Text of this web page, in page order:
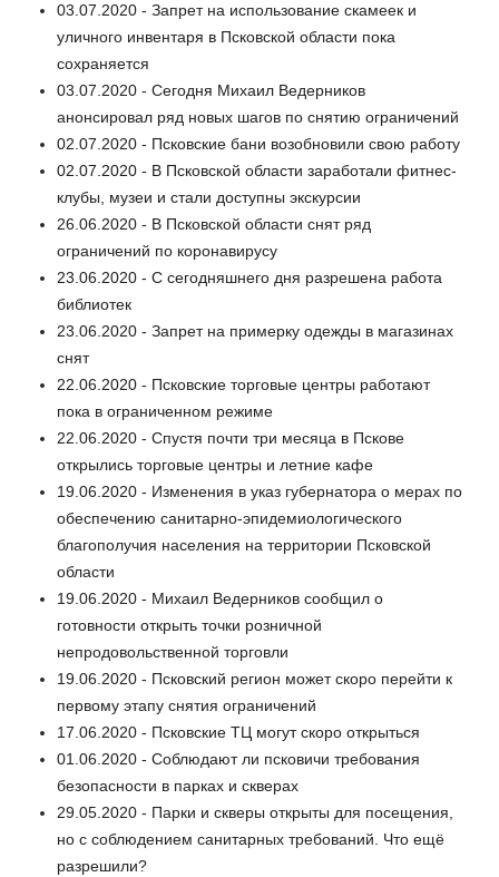
03.07.2020 - Запрет на использование скамеек и
уличного инвентаря в Псковской области пока
сохраняется
03.07.2020 - Сегодня Михаил Ведерников
анонсировал ряд новых шагов по снятию ограничений
02.07.2020 - Псковские бани возобновили свою работу
02.07.2020 - В Псковской области заработали фитнес-
клубы, музеи и стали доступны экскурсии
26.06.2020 - В Псковской области снят ряд
ограничений по коронавирусу
23.06.2020 - С сегодняшнего дня разрешена работа
библиотек
23.06.2020 - Запрет на примерку одежды в магазинах
снят
22.06.2020 - Псковские торговые центры работают
пока в ограниченном режиме
22.06.2020 - Спустя почти три месяца в Пскове
открылись торговые центры и летние кафе
19.06.2020 - Изменения в указ губернатора о мерах по
обеспечению санитарно-эпидемиологического
благополучия населения на территории Псковской
области
19.06.2020 - Михаил Ведерников сообщил о
готовности открыть точки розничной
непродовольственной торговли
19.06.2020 - Псковский регион может скоро перейти к
первому этапу снятия ограничений
17.06.2020 - Псковские ТЦ могут скоро открыться
01.06.2020 - Соблюдают ли псковичи требования
безопасности в парках и скверах
29.05.2020 - Парки и скверы открыты для посещения,
но с соблюдением санитарных требований. Что ещё
разрешили?